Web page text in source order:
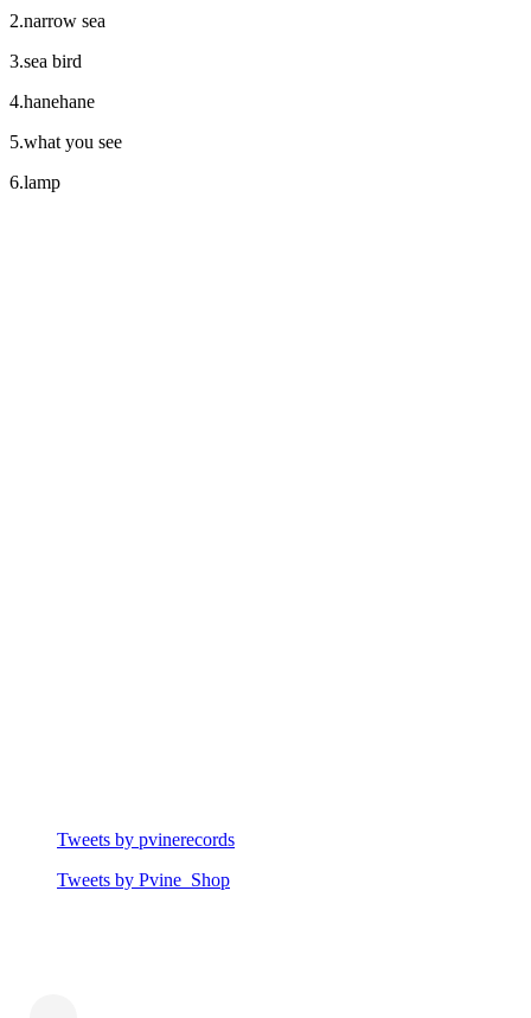
2.narrow sea
3.sea bird
4.hanehane
5.what you see
6.lamp
Tweets by pvinerecords
Tweets by Pvine_Shop